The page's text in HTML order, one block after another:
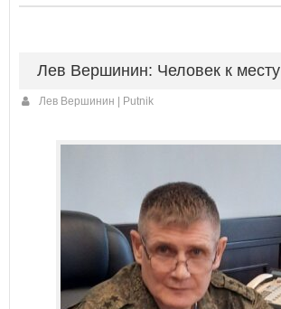
Лев Вершинин: Человек к месту
Лев Вершинин | Putnik